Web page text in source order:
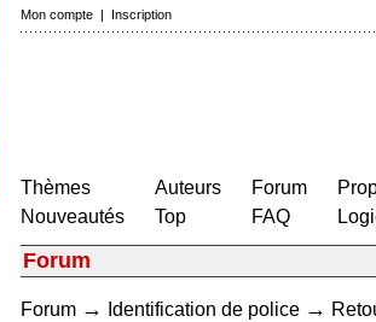
Mon compte | Inscription
Thèmes
Nouveautés
Auteurs
Top
Forum
FAQ
Forum
Forum → Identification de police →